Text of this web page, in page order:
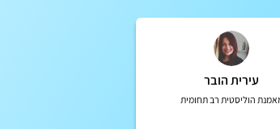
עירית הובר
הוליסטית רב תחומית